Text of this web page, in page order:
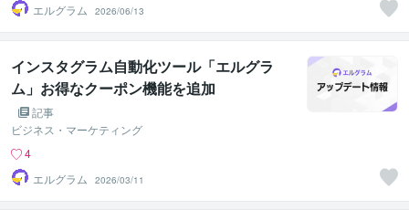
エルグラム
2026/06/13
インスタグラム自動化ツール「エルグラ
ム」お得なクーポン機能を追加
記事
ビジネス・マーケティング
4
エルグラム
2026/03/11